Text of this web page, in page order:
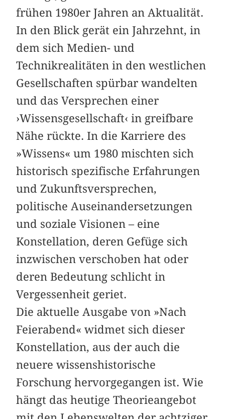
frühen 1980er Jahren an Aktualität.
In den Blick gerät ein Jahrzehnt, in
dem sich Medien- und
Technikrealitäten in den westlichen
Gesellschaften spürbar wandelten
und das Versprechen einer
›Wissensgesellschaft‹ in greifbare
Nähe rückte. In die Karriere des
»Wissens« um 1980 mischten sich
historisch spezifische Erfahrungen
und Zukunftsversprechen,
politische Auseinandersetzungen
und soziale Visionen – eine
Konstellation, deren Gefüge sich
inzwischen verschoben hat oder
deren Bedeutung schlicht in
Vergessenheit geriet.
Die aktuelle Ausgabe von »Nach
Feierabend« widmet sich dieser
Konstellation, aus der auch die
neuere wissenshistorische
Forschung hervorgegangen ist. Wie
hängt das heutige Theorieangebot